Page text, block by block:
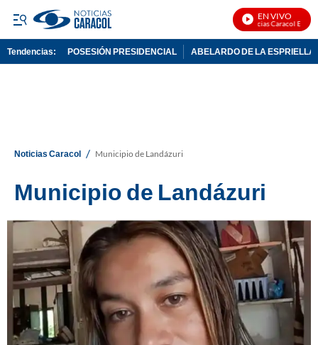
EN VIVO
Noticias Caracol En Vivo
Tendencias: POSESIÓN PRESIDENCIAL ABELARDO DE LA ESPRIELLA
Noticias Caracol / Municipio de Landázuri
Municipio de Landázuri